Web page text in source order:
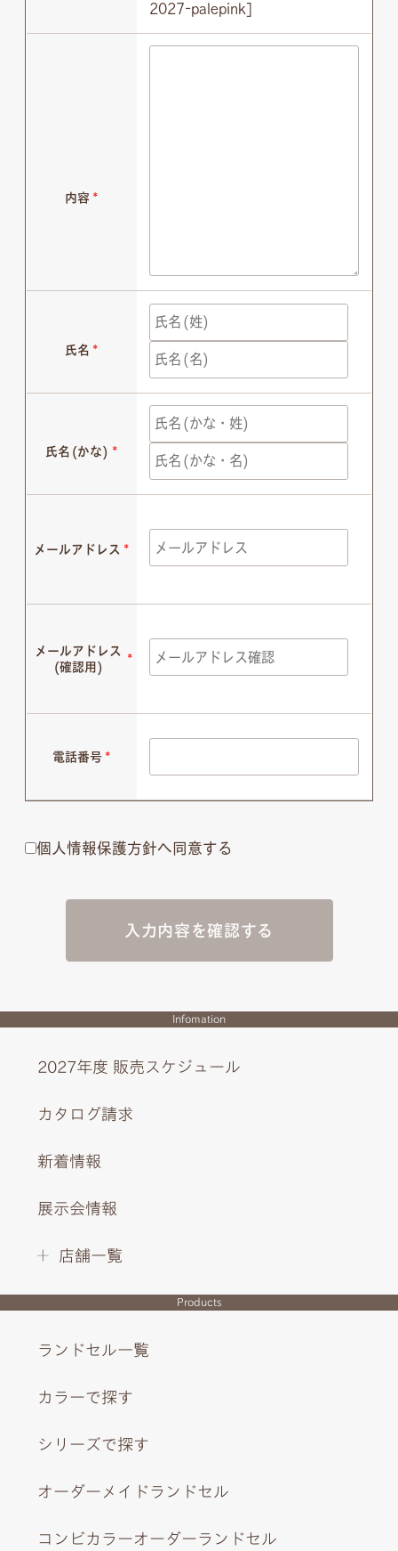
2027-palepink]
内容 *
氏名 *
氏名(かな) *
メールアドレス *
メールアドレス
(確認用)
*
電話番号 *
個人情報保護方針へ同意する
入力内容を確認する
Infomation
2027年度 販売スケジュール
カタログ請求
新着情報
展示会情報
店舗一覧
Products
ランドセル一覧
カラーで探す
シリーズで探す
オーダーメイドランドセル
コンビカラーオーダーランドセル